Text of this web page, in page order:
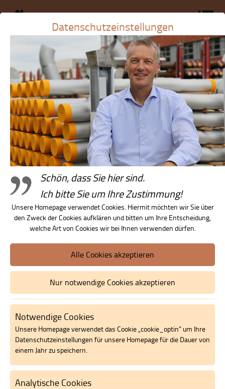
Kontakt
Unser Service für Sie
Die BURG Knesebeck − ein wertvoller Lernort für Seminare,
Veranstaltungen und Klausuren der BUTTING Gruppe und anderer
Unternehmen.
Gern sind wir Ihr Partner bei Tagungen. Eine optimale Betreuung ist
stets unser höchstes Anliegen. Auf Basis Ihrer
detailliertenBuchungsanfrageerstellen wir Ihnen gern ein
unverbindliches Angebot.
Datenschutzeinstellungen
Schön, dass Sie hier sind.
Ich bitte Sie um Ihre Zustimmung!
Unsere Homepage verwendet Cookies. Hiermit möchten wir Sie über
den Zweck der Cookies aufklären und bitten um Ihre Entscheidung,
welche Art von Cookies wir bei Ihnen verwenden dürfen.
Alle Cookies akzeptieren
Nur notwendige Cookies akzeptieren
Notwendige Cookies
Unsere Homepage verwendet das Cookie „cookie_optin” um Ihre
Datenschutzeinstellungen für unsere Homepage für die Dauer von
einem Jahr zu speichern.
Analytische Cookies